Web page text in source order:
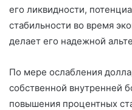
его ликвидности,
стабильности во время
делает его надежной
По мере ослабления
собственной внутренней
повышения процентных